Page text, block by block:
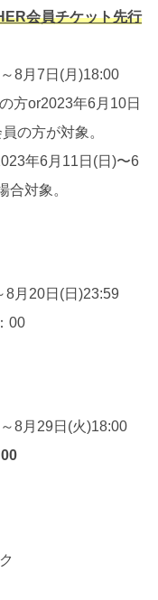
会員チケット先行
8月7日(月)18:00
方or2023年6月10日
の方が対象。
年6月11日(日)〜6
合対象。
8月20日(日)23:59
00
8月29日(火)18:00